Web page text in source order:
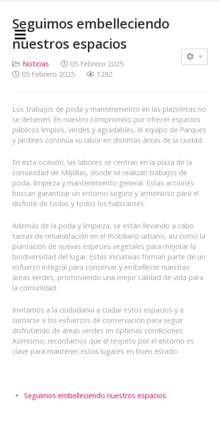
Seguimos embelleciendo
nuestros espacios
Noticias
05 Febrero 2025
05 Febrero 2025
1282
Los trabajos de poda y mantenimiento en las plazoletas no
se detienen. En nuestro compromiso por ofrecer espacios
públicos limpios, verdes y agradables, el equipo de Parques
y Jardines continúa su labor en distintas áreas de la ciudad.
En esta ocasión, las labores se centran en la plaza de la
comunidad de Milpillas, donde se realizan trabajos de
poda, limpieza y mantenimiento general. Estas acciones
buscan garantizar un entorno seguro y armonioso para el
disfrute de todas y todos los habitantes.
Además de la poda y limpieza, se están llevando a cabo
tareas de rehabilitación en el mobiliario urbano, así como la
plantación de nuevas especies vegetales para mejorar la
biodiversidad del lugar. Estas iniciativas forman parte de un
esfuerzo integral para conservar y embellecer nuestras
áreas verdes, promoviendo una mejor calidad de vida para
la comunidad.
Invitamos a la ciudadanía a cuidar estos espacios y a
sumarse a los esfuerzos de conservación para seguir
disfrutando de áreas verdes en óptimas condiciones.
Asimismo, recordamos que el respeto por el entorno es
clave para mantener estos lugares en buen estado.
Seguimos embelleciendo nuestros espacios